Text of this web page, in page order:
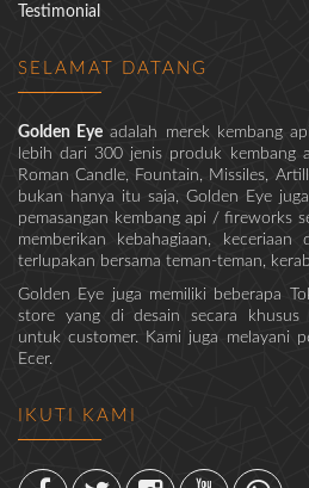
Testimonial
SELAMAT DATANG
Golden Eye adalah merek kembang
lebih dari 300 jenis produk kembang
Roman Candle, Fountain, Missiles,
bukan hanya itu saja, Golden Eye
pemasangan kembang api / fireworks
memberikan kebahagiaan,
terlupakan bersama teman-teman,
Golden Eye juga memiliki beberapa
store yang di desain secara khusus
untuk customer. Kami juga melayani
Ecer.
IKUTI KAMI